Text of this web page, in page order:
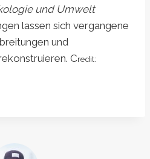
und Umwelt
lassen sich vergangene
und
Credit: